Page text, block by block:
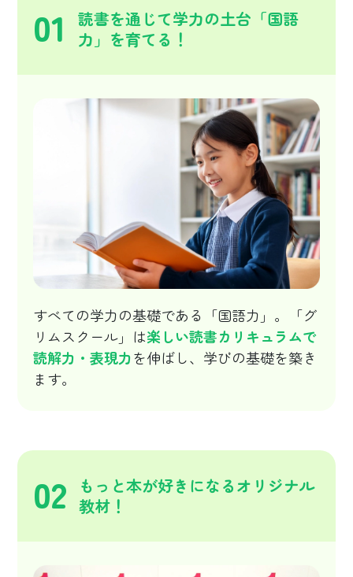
01
読書を通じて学力の土台「国語
力」を育てる！
すべての学力の基礎である「国語力」。「グ
リムスクール」は楽しい読書カリキュラムで
読解力・表現力を伸ばし、学びの基礎を築き
ます。
02
もっと本が好きになるオリジナル
教材！